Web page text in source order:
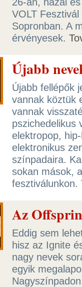
VOLT
Sopronban. A
érvényesek.
Újabb
Újabb fellépők
vannak köztük
vannak
pszichedelikus
elektropop,
elektronikus
színpadaira.
sokan mások,
fesztiválunkon.
Az
Eddig sem
hisz az Ignite
nagy nevek
egyik